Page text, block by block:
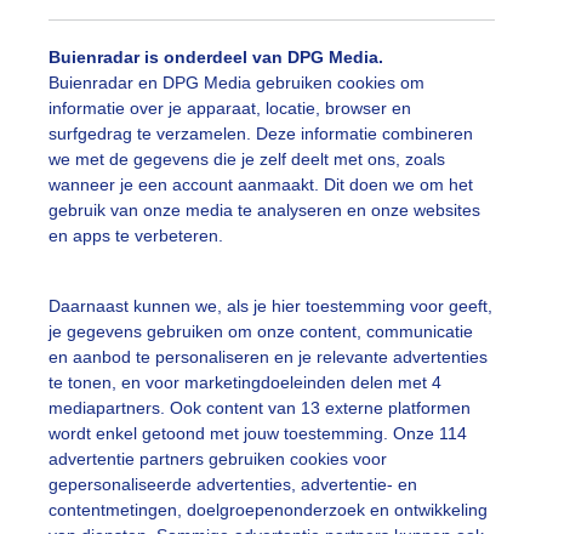
Buienradar is onderdeel van DPG Media.
Buienradar en DPG Media gebruiken cookies om
informatie over je apparaat, locatie, browser en
surfgedrag te verzamelen. Deze informatie combineren
we met de gegevens die je zelf deelt met ons, zoals
wanneer je een account aanmaakt. Dit doen we om het
gebruik van onze media te analyseren en onze websites
en apps te verbeteren.
Daarnaast kunnen we, als je hier toestemming voor geeft,
je gegevens gebruiken om onze content, communicatie
en aanbod te personaliseren en je relevante advertenties
te tonen, en voor marketingdoeleinden delen met 4
mediapartners. Ook content van 13 externe platformen
wordt enkel getoond met jouw toestemming. Onze 114
advertentie partners gebruiken cookies voor
gepersonaliseerde advertenties, advertentie- en
contentmetingen, doelgroepenonderzoek en ontwikkeling
het Binnenhof
Michel Looyenstein Gemaakt: 31-05-2026, 263x bekeken